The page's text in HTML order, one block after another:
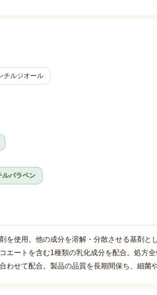
チルジオール
ルパラベン
を使用。他の成分を溶解・分散させる基剤
エートを含む1種類の乳化成分を配合。処方
わせて配合。製品の品質を長期間保ち、細菌